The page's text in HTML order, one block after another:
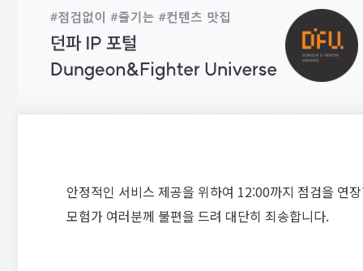
안정적인 서비스 제공을 위하여 12:00까지 점검을 연
모험가 여러분께 불편을 드려 대단히 죄송합니다.